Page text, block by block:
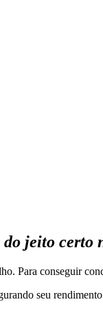
jeito certo
Para conseguir
seu